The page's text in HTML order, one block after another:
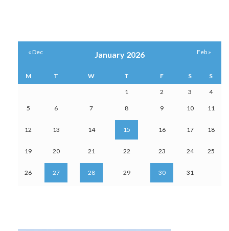
January 2026
M T W T F S S
1 2 3 4
5 6 7 8 9 10 11
12 13 14 15 16 17 18
19 20 21 22 23 24 25
26 27 28 29 30 31
« Dec Feb »